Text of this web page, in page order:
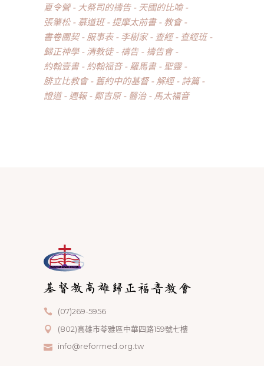
夏令營
大祭司的禱告
天國的比喻
張肇松
慕道班 提摩太前書
教會
書卷團契
服事表 李樹家 查經
查經班
歸正神學
清教徒 禱告
禱告會
約翰壹書
約翰福音 羅馬書
聖靈
腓立比教會
舊約中的基督 解經
詩篇
證道
週報 鄭吉原 醫治 馬太福音
(07)269-5956
(802)高雄市苓雅區中華四路159號七樓
info@reformed.org.tw